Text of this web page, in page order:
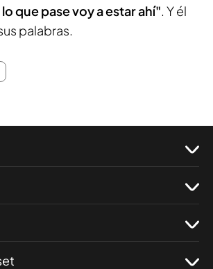
que pase voy a estar ahí". Y él
palabras.